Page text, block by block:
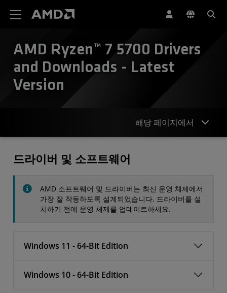
AMD Ryzen™ 7 5700 Drivers
and Downloads - Latest
Version
해당 페이지에서
연락처
드라이버 및 소프트웨어
AMD 소프트웨어 및 드라이버는 최신 운영 체제에서
가장 잘 작동하도록 설계되었습니다. 드라이버를 설
치하기 전에 운영 체제를 업데이트하세요.
Windows 11 - 64-Bit Edition
Windows 10 - 64-Bit Edition